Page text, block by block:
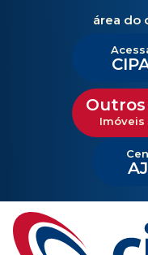
área do
Imóveis